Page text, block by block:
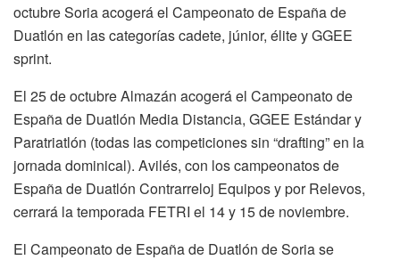
octubre Soria acogerá el Campeonato de España de
Duatlón en las categorías cadete, júnior, élite y GGEE
sprint.
El 25 de octubre Almazán acogerá el Campeonato de
España de Duatlón Media Distancia, GGEE Estándar y
Paratriatlón (todas las competiciones sin “drafting” en la
jornada dominical). Avilés, con los campeonatos de
España de Duatlón Contrarreloj Equipos y por Relevos,
cerrará la temporada FETRI el 14 y 15 de noviembre.
El Campeonato de España de Duatlón de Soria se